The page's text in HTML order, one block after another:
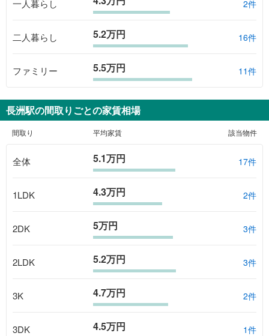
一人暮らし 2件
二人暮らし 5.2万円 16件
ファミリー 5.5万円 11件
長洲駅の間取りごとの家賃相場
間取り 平均家賃 該当物件
全体 5.1万円 17件
1LDK 4.3万円 2件
2DK 5万円 3件
2LDK 5.2万円 3件
3K 4.7万円 2件
3DK 4.5万円 1件